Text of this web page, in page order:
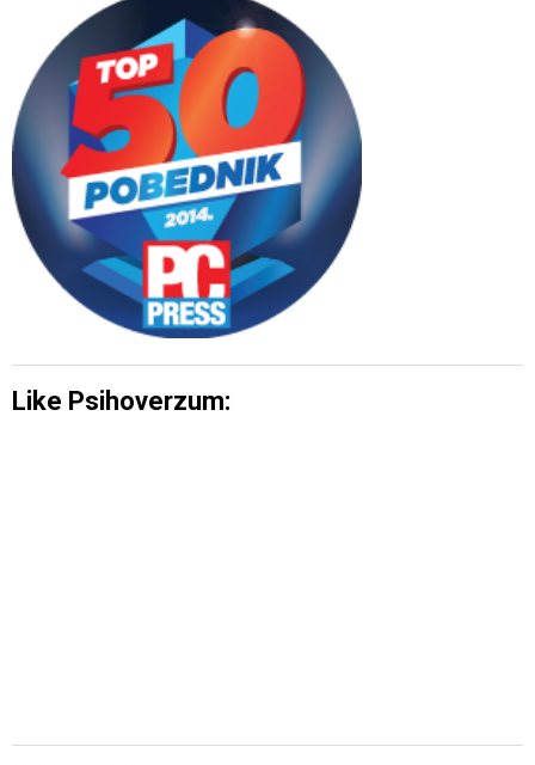
Like Psihoverzum: